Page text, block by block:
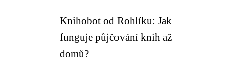
Knihobot od Rohlíku: Jak
funguje půjčování knih až
domů?